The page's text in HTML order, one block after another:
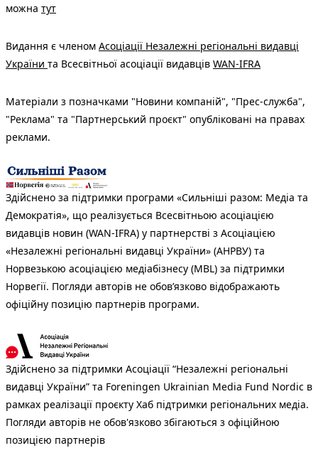
можна тут
Видання є членом Асоціації Незалежні регіональні видавці
України та Всесвітньої асоціації видавців WAN-IFRA
Матеріали з позначками "Новини компаній", "Прес-служба",
"Реклама" та "Партнерський проєкт" опубліковані на правах
реклами.
Здійснено за підтримки програми «Сильніші разом: Медіа та
Демократія», що реалізується Всесвітньою асоціацією
видавців новин (WAN-IFRA) у партнерстві з Асоціацією
«Незалежні регіональні видавці України» (АНРВУ) та
Норвезькою асоціацією медіабізнесу (MBL) за підтримки
Норвегії. Погляди авторів не обов’язково відображають
офіційну позицію партнерів програми.
Здійснено за підтримки Асоціації “Незалежні регіональні
видавці України” та Foreningen Ukrainian Media Fund Nordic в
рамках реалізації проєкту Хаб підтримки регіональних медіа.
Погляди авторів не обов'язково збігаються з офіційною
позицією партнерів